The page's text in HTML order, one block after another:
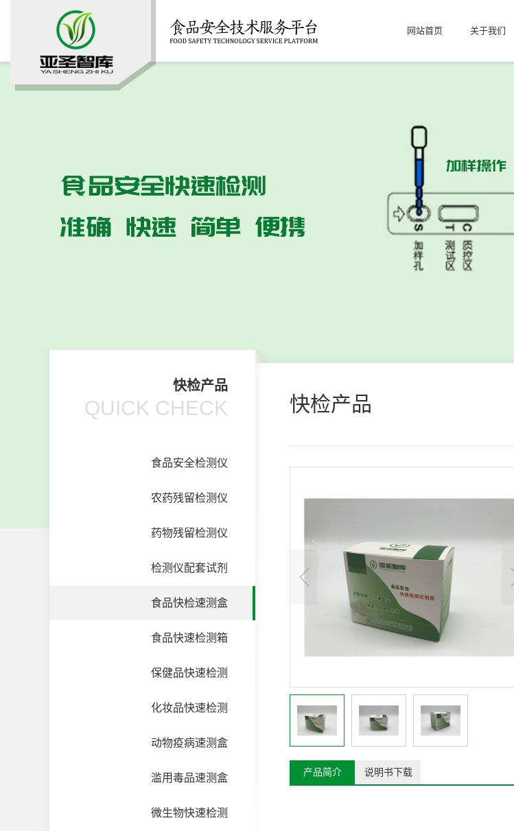
网站首页 关于我们
快检产品
QUICK CHECK
食品安全检测仪
农药残留检测仪
药物残留检测仪
检测仪配套试剂
食品快检速测盒
食品快速检测箱
保健品快速检测
化妆品快速检测
动物疫病速测盒
滥用毒品速测盒
微生物快速检测
快检产品
产品简介 说明书下载